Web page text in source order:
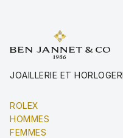
JOAILLERIE ET
ROLEX
HOMMES
FEMMES